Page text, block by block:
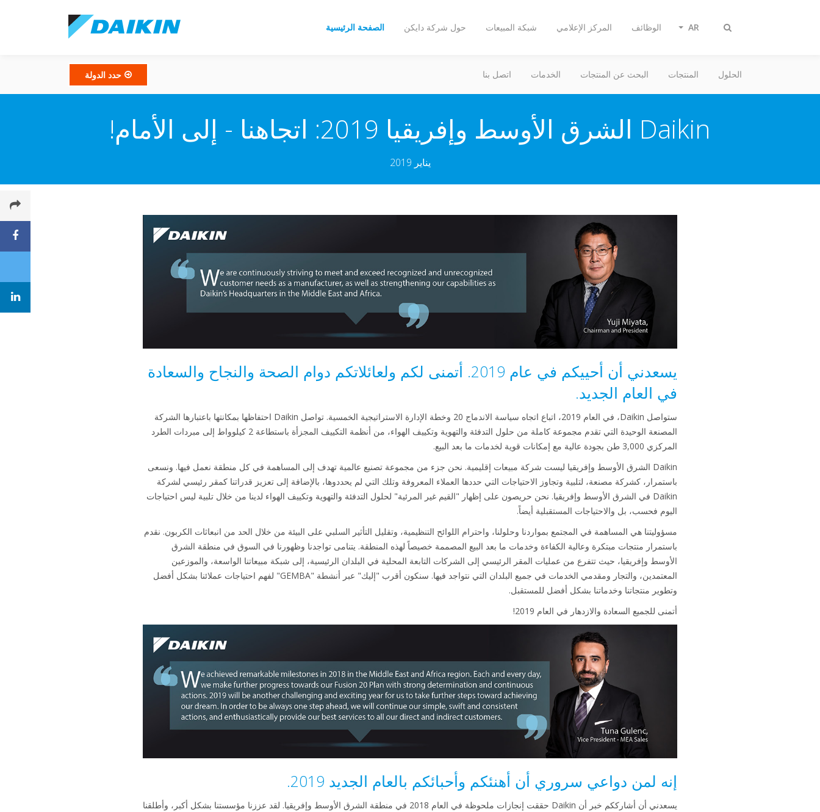
تبديل
الصفحة الرئيسية حول شركة دايكن شبكة المبيعات المركز الإعلامي الوظائف AR
الحلول المنتجات البحث عن المنتجات الخدمات اتصل بنا حدد الدولة
Daikin الشرق الأوسط وإفريقيا 2019: اتجاهنا - إلى الأمام!
يناير 2019
يسعدني أن أحييكم في عام 2019. أتمنى لكم ولعائلاتكم دوام الصحة والنجاح والسعادة
في العام الجديد.
ستواصل Daikin، في العام 2019، اتباع اتجاه سياسة الاندماج 20 وخطة الإدارة الاستراتيجية الخمسية. تواصل Daikin احتفاظها بمكانتها باعتبارها الشركة
المصنعة الوحيدة التي تقدم مجموعة كاملة من حلول التدفئة والتهوية وتكييف الهواء، من أنظمة التكييف المجزأة باستطاعة 2 كيلوواط إلى مبردات الطرد
المركزي 3,000 طن بجودة عالية مع إمكانات قوية لخدمات ما بعد البيع.
Daikin الشرق الأوسط وإفريقيا ليست شركة مبيعات إقليمية. نحن جزء من مجموعة تصنيع عالمية تهدف إلى المساهمة في كل منطقة نعمل فيها. ونسعى
باستمرار، كشركة مصنعة، لتلبية وتجاوز الاحتياجات التي حددها العملاء المعروفة وتلك التي لم يحددوها، بالإضافة إلى تعزيز قدراتنا كمقر رئيسي لشركة
Daikin في الشرق الأوسط وإفريقيا. نحن حريصون على إظهار "القيم غير المرئية" لحلول التدفئة والتهوية وتكييف الهواء لدينا من خلال تلبية ليس احتياجات
اليوم فحسب، بل والاحتياجات المستقبلية أيضاً.
مسؤوليتنا هي المساهمة في المجتمع بمواردنا وحلولنا، واحترام اللوائح التنظيمية، وتقليل التأثير السلبي على البيئة من خلال الحد من انبعاثات الكربون. نقدم
باستمرار منتجات مبتكرة وعالية الكفاءة وخدمات ما بعد البيع المصممة خصيصاً لهذه المنطقة. يتنامى تواجدنا وظهورنا في السوق في منطقة الشرق
الأوسط وإفريقيا، حيث تتفرع من عمليات المقر الرئيسي إلى الشركات التابعة المحلية في البلدان الرئيسية، إلى شبكة مبيعاتنا الواسعة، والموزعين
المعتمدين، والتجار ومقدمي الخدمات في جميع البلدان التي نتواجد فيها. سنكون أقرب "إليك" عبر أنشطة "GEMBA" لفهم احتياجات عملائنا بشكل أفضل
وتطوير منتجاتنا وخدماتنا بشكل أفضل للمستقبل.
أتمنى للجميع السعادة والازدهار في العام 2019!
إنه لمن دواعي سروري أن أهنئكم وأحبائكم بالعام الجديد 2019.
يسعدني أن أشارككم خبر أن Daikin حققت إنجازات ملحوظة في العام 2018 في منطقة الشرق الأوسط وإفريقيا. لقد عززنا مؤسستنا بشكل أكبر، وأطلقنا